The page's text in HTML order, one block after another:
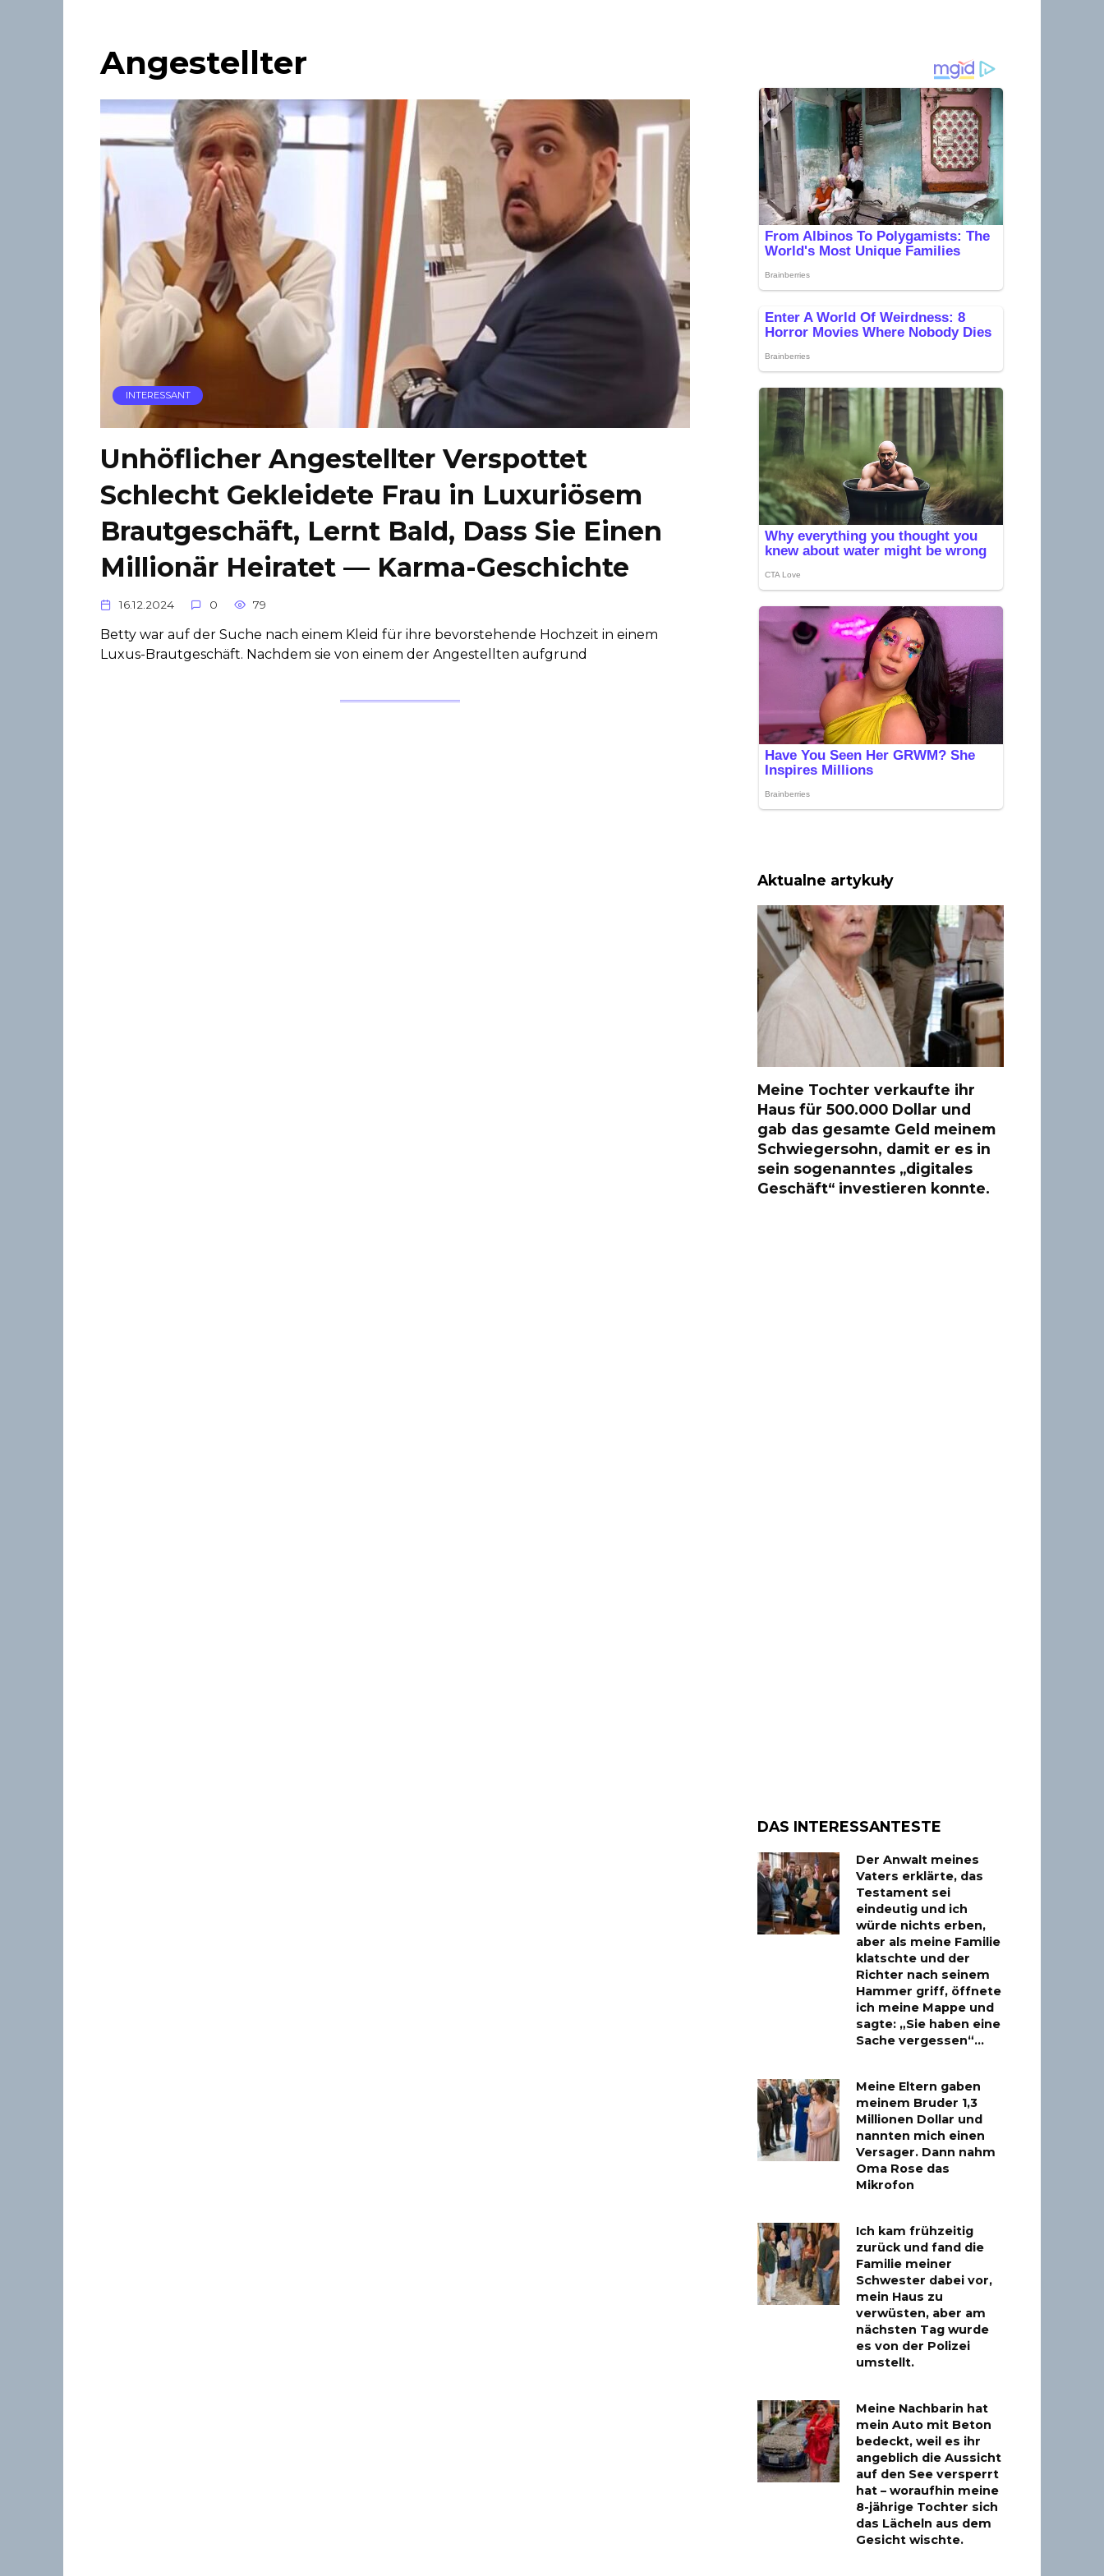
Angestellter
INTERESSANT
Unhöflicher Angestellter Verspottet
Schlecht Gekleidete Frau in Luxuriösem
Brautgeschäft, Lernt Bald, Dass Sie Einen
Millionär Heiratet — Karma-Geschichte
16.12.2024 0 79
Betty war auf der Suche nach einem Kleid für ihre bevorstehende Hochzeit in einem
Luxus-Brautgeschäft. Nachdem sie von einem der Angestellten aufgrund
Aktualne artykuły
Meine Tochter verkaufte ihr
Haus für 500.000 Dollar und
gab das gesamte Geld meinem
Schwiegersohn, damit er es in
sein sogenanntes „digitales
Geschäft“ investieren konnte.
DAS INTERESSANTESTE
Der Anwalt meines
Vaters erklärte, das
Testament sei
eindeutig und ich
würde nichts erben,
aber als meine Familie
klatschte und der
Richter nach seinem
Hammer griff, öffnete
ich meine Mappe und
sagte: „Sie haben eine
Sache vergessen“…
Meine Eltern gaben
meinem Bruder 1,3
Millionen Dollar und
nannten mich einen
Versager. Dann nahm
Oma Rose das
Mikrofon
Ich kam frühzeitig
zurück und fand die
Familie meiner
Schwester dabei vor,
mein Haus zu
verwüsten, aber am
nächsten Tag wurde
es von der Polizei
umstellt.
Meine Nachbarin hat
mein Auto mit Beton
bedeckt, weil es ihr
angeblich die Aussicht
auf den See versperrt
hat – woraufhin meine
8-jährige Tochter sich
das Lächeln aus dem
Gesicht wischte.